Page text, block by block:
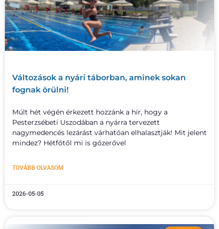
Változások a nyári táborban, aminek sokan
fognak örülni!
Múlt hét végén érkezett hozzánk a hír, hogy a
Pesterzsébeti Uszodában a nyárra tervezett
nagymedencés lezárást várhatóan elhalasztják! Mit jelent
mindez? Hétfőtől mi is gőzerővel
TOVÁBB OLVASOM
2026-05-05